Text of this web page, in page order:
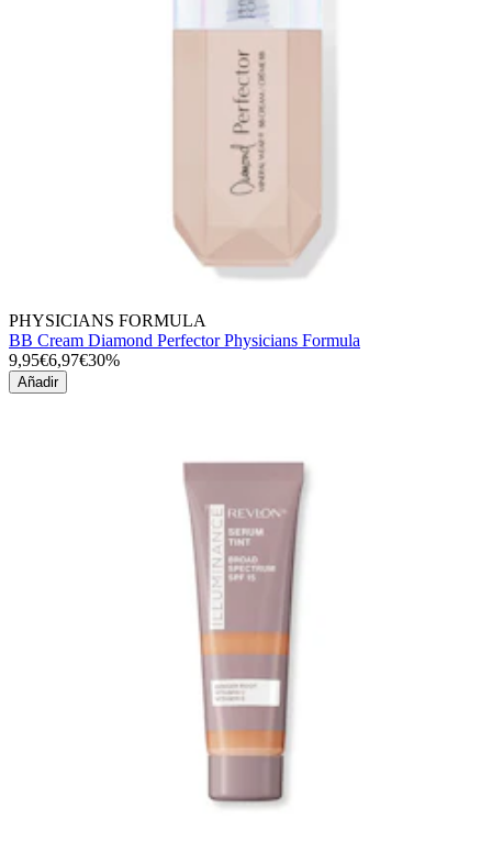
PHYSICIANS FORMULA
BB Cream Diamond Perfector Physicians Formula
9,95€6,97€30%
Añadir